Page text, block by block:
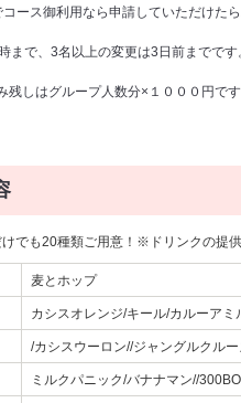
ース御利用なら申請していただけた
まで、3名以上の変更は3日前までで
残しはグループ人数分×１０００円で
でも20種類ご用意！※ドリンクの提
麦とホップ
カシスオレンジ/キール/カルーア
/カシスウーロン//ジャングルクル
ミルクパニック/バナナマン//